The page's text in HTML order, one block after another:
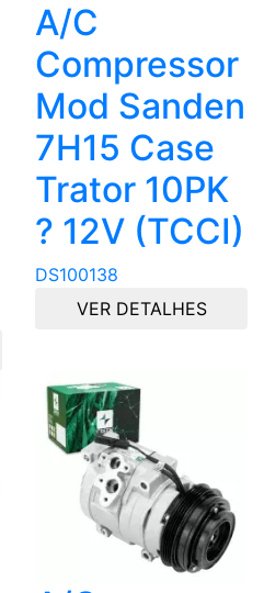
A/C
Compressor
Mod Sanden
7H15 Case
Trator 10PK
? 12V (TCCI)
DS100138
VER DETALHES